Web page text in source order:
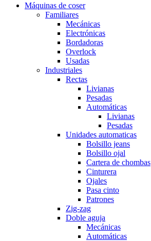
Máquinas de coser
Familiares
Mecánicas
Electrónicas
Bordadoras
Overlock
Usadas
Industriales
Rectas
Livianas
Pesadas
Automáticas
Livianas
Pesadas
Unidades automaticas
Bolsillo jeans
Bolsillo ojal
Cartera de chombas
Cinturera
Ojales
Pasa cinto
Patrones
Zig-zag
Doble aguja
Mecánicas
Automáticas